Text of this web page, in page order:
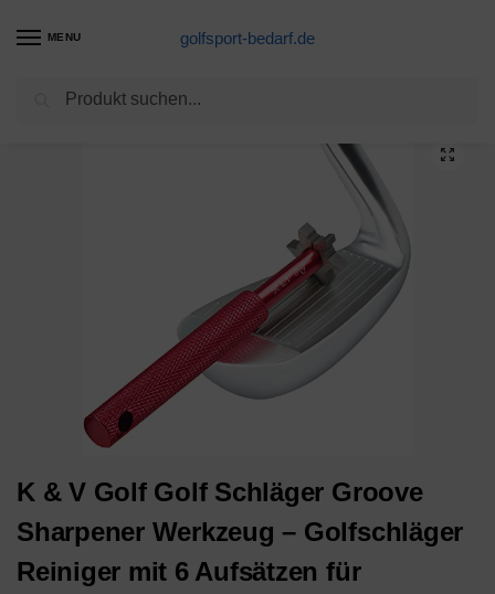
MENU golfsport-bedarf.de
Golfschläger-Produkte
K & V Golf Golf Schläger Groove
Sharpener Werkzeug – Golfschläger
Reiniger mit 6 Aufsätzen für